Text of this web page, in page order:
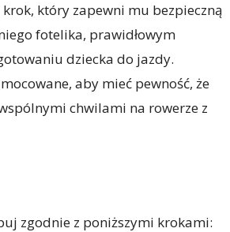
który zapewni mu bezpieczną
fotelika, prawidłowym
dziecka do jazdy.
aby mieć pewność, że
chwilami na rowerze z
zgodnie z poniższymi krokami: